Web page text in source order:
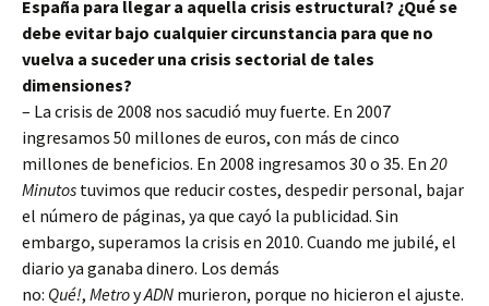
España para llegar a aquella crisis estructural? ¿Qué se
debe evitar bajo cualquier circunstancia para que no
vuelva a suceder una crisis sectorial de tales
dimensiones?
– La crisis de 2008 nos sacudió muy fuerte. En 2007
ingresamos 50 millones de euros, con más de cinco
millones de beneficios. En 2008 ingresamos 30 o 35. En 20
Minutos tuvimos que reducir costes, despedir personal, bajar
el número de páginas, ya que cayó la publicidad. Sin
embargo, superamos la crisis en 2010. Cuando me jubilé, el
diario ya ganaba dinero. Los demás
no: Qué!, MetroyADN murieron, porque no hicieron el ajuste.